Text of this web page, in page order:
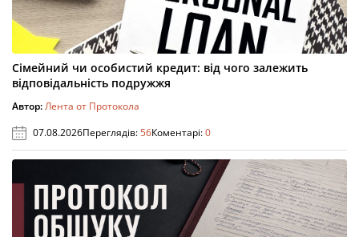
Сімейний чи особистий кредит: від чого залежить
відповідальність подружжя
Автор:Лента от Протокола
07.08.2026Переглядів:56Коментарі:0